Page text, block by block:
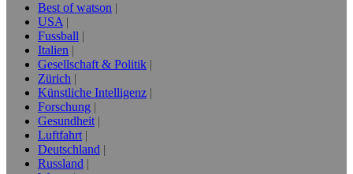
Best of watson
USA
Fussball
Italien
Gesellschaft & Politik
Zürich
Künstliche Intelligenz
Forschung
Gesundheit
Luftfahrt
Deutschland
Russland